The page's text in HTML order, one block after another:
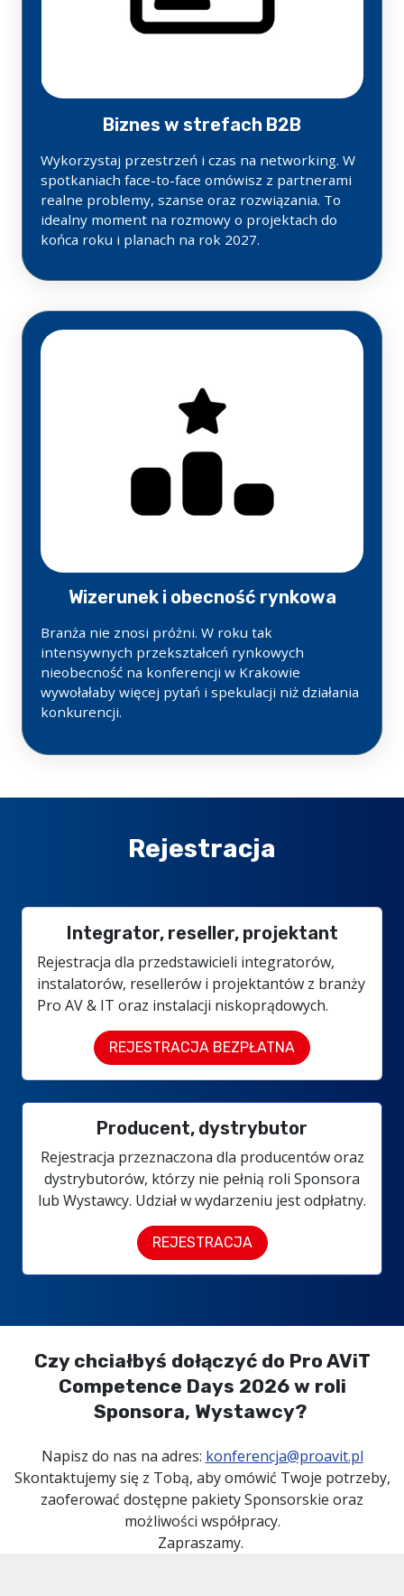
Biznes w strefach B2B
Wykorzystaj przestrzeń i czas na networking. W
spotkaniach face-to-face omówisz z partnerami
realne problemy, szanse oraz rozwiązania. To
idealny moment na rozmowy o projektach do
końca roku i planach na rok 2027.
Wizerunek i obecność rynkowa
Branża nie znosi próżni. W roku tak
intensywnych przekształceń rynkowych
nieobecność na konferencji w Krakowie
wywołałaby więcej pytań i spekulacji niż działania
konkurencji.
Rejestracja
Integrator, reseller, projektant
Rejestracja dla przedstawicieli integratorów,
instalatorów, resellerów i projektantów z branży
Pro AV & IT oraz instalacji niskoprądowych.
REJESTRACJA BEZPŁATNA
Producent, dystrybutor
Rejestracja przeznaczona dla producentów oraz
dystrybutorów, którzy nie pełnią roli Sponsora
lub Wystawcy. Udział w wydarzeniu jest odpłatny.
REJESTRACJA
Czy chciałbyś dołączyć do Pro AViT
Competence Days 2026 w roli
Sponsora, Wystawcy?
Napisz do nas na adres: konferencja@proavit.pl
Skontaktujemy się z Tobą, aby omówić Twoje potrzeby,
zaoferować dostępne pakiety Sponsorskie oraz
możliwości współpracy.
Zapraszamy.